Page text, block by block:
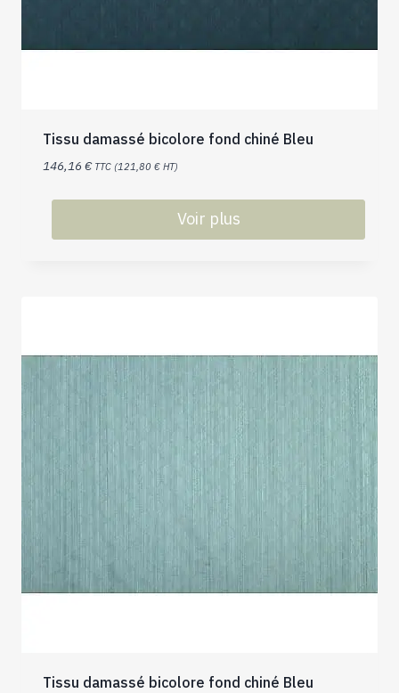
Tissu damassé bicolore fond chiné Bleu
146,16 € TTC (121,80 € HT)
Voir plus
Tissu damassé bicolore fond chiné Bleu